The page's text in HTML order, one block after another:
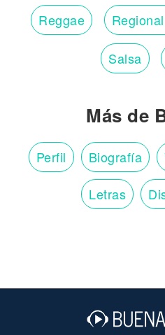
Reggae
Salsa
Más de
Perfil Biografía
Letras